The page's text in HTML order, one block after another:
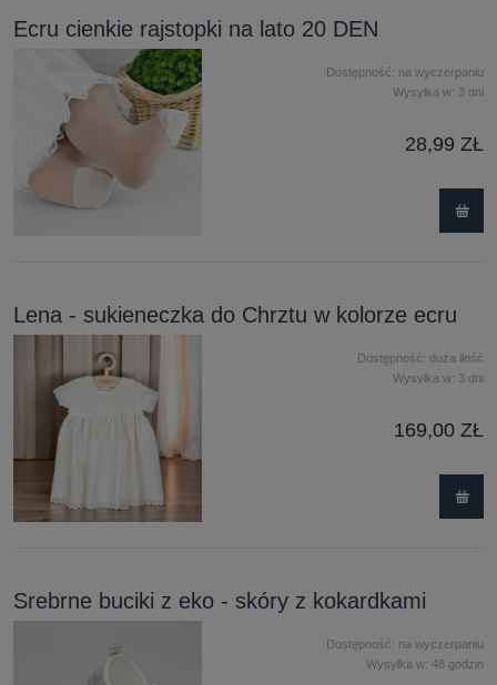
Ecru cienkie rajstopki na lato 20 DEN
Dostępność: na wyczerpaniu
Wysyłka w: 3 dni
28,99 ZŁ
Lena - sukieneczka do Chrztu w kolorze ecru
Dostępność: duża ilość
Wysyłka w: 3 dni
169,00 ZŁ
Srebrne buciki z eko - skóry z kokardkami
Dostępność: na wyczerpaniu
Wysyłka w: 48 godzin